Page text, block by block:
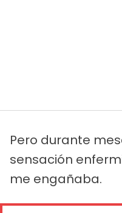
Pero durante
sensación
me engañaba.